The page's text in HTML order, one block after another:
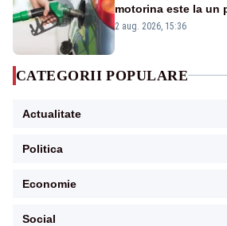
motorina este la un
2 aug. 2026, 15:36
CATEGORII POPULARE
Actualitate
Politica
Economie
Social